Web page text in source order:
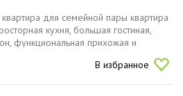
для семейной пары квартира
кухня, большая гостиная,
функциональная прихожая и
. квартира в хорошем состоянии
В избранное